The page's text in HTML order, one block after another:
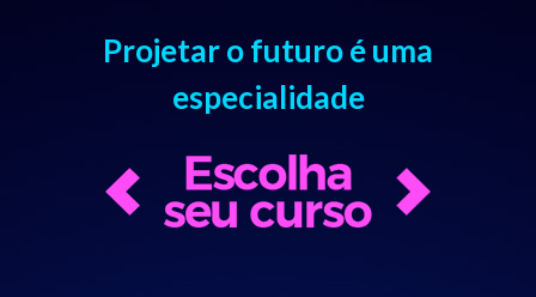
Projetar o futuro é uma
especialidade